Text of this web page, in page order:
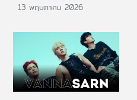
13 พฤษภาคม 2026